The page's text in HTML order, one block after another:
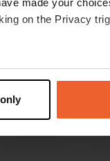
made your
on the Privacy
to within
in the
de la
eau. Ce
propres.